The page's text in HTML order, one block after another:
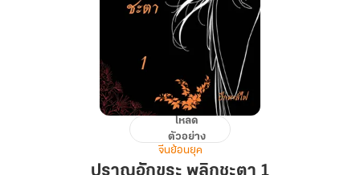
ปราณ
อักขระ
พลิก
โหลด
ตัวอย่าง
จีนย้อนยุค